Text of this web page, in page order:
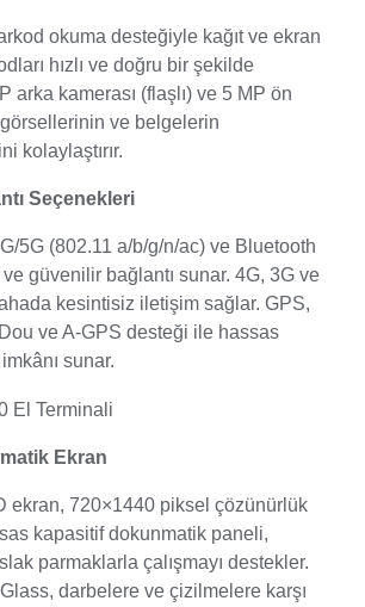
okuma desteğiyle kağıt ve ekran
hızlı ve doğru bir şekilde
arka kamerası (flaşlı) ve 5 MP ön
görsellerinin ve belgelerin
kolaylaştırır.
Seçenekleri
5G (802.11 a/b/g/n/ac) ve Bluetooth
ve güvenilir bağlantı sunar. 4G, 3G ve
kesintisiz iletişim sağlar. GPS,
ve A-GPS desteği ile hassas
sunar.
Ekran
ekran, 720×1440 piksel çözünürlük
kapasitif dokunmatik paneli,
parmaklarla çalışmayı destekler.
darbelere ve çizilmelere karşı